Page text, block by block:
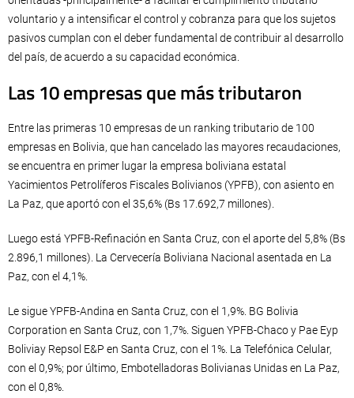
voluntario y a intensificar el control y cobranza para que los sujetos
pasivos cumplan con el deber fundamental de contribuir al desarrollo
del país, de acuerdo a su capacidad económica.
Las 10 empresas que más tributaron
Entre las primeras 10 empresas de un ranking tributario de 100
empresas en Bolivia, que han cancelado las mayores recaudaciones,
se encuentra en primer lugar la empresa boliviana estatal
Yacimientos Petrolíferos Fiscales Bolivianos (YPFB), con asiento en
La Paz, que aportó con el 35,6% (Bs 17.692,7 millones).
Luego está YPFB-Refinación en Santa Cruz, con el aporte del 5,8% (Bs
2.896,1 millones). La Cervecería Boliviana Nacional asentada en La
Paz, con el 4,1%.
Le sigue YPFB-Andina en Santa Cruz, con el 1,9%. BG Bolivia
Corporation en Santa Cruz, con 1,7%. Siguen YPFB-Chaco y Pae Eyp
Boliviay Repsol E&P en Santa Cruz, con el 1%. La Telefónica Celular,
con el 0,9%; por último, Embotelladoras Bolivianas Unidas en La Paz,
con el 0,8%.